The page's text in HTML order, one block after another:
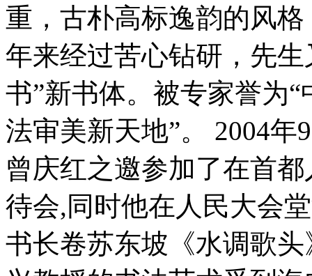
重，古朴高标逸韵的风
年来经过苦心钻研，先
书”新书体。被专家誉为
法审美新天地”。 2004
曾庆红之邀参加了在首
待会,同时他在人民大会
书长卷苏东坡《水调歌